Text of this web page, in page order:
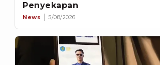
Penyekapan
News 5/08/2026